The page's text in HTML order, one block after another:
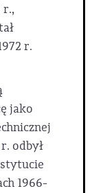
r.,
r.
jako
odbył
1966-